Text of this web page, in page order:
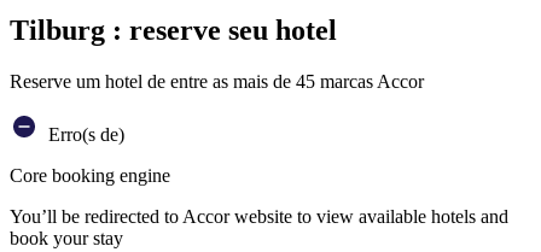
Tilburg : reserve seu hotel
Reserve um hotel de entre as mais de 45 marcas Accor
Erro(s de)
Core booking engine
You’ll be redirected to Accor website to view available hotels and
book your stay